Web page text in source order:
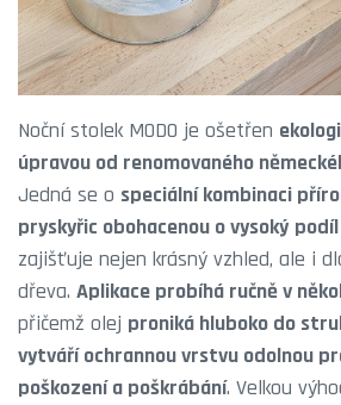
Noční stolek MODO je ošetřen
úpravou od renomovaného
Jedná se o speciální kombinaci
pryskyřic obohacenou o vysoký
zajišťuje nejen krásný vzhled, ale i
dřeva. Aplikace probíhá ručně v
přičemž olej proniká hluboko do
vytváří ochrannou vrstvu odolnou
poškození a poškrábání. Velkou